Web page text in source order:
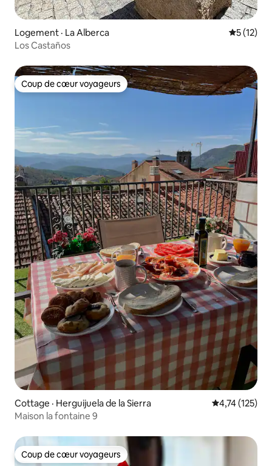
Logement · La Alberca Note
5 (12)
Los Castaños
Coup de cœur voyageurs
Coup de cœur voyageurs
Cottage · Herguijuela de la Sierra Note
4,74 (125)
Maison la fontaine 9
Coup de cœur voyageurs
Coup de cœur voyageurs